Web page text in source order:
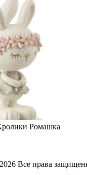
Ромашка
Все права